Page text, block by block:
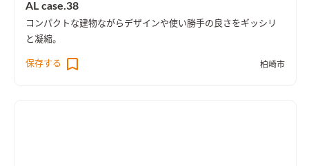
AL case.38
コンパクトな建物ながらデザインや使い勝手の良さをギッシリ
と凝縮。
保存する 柏崎市